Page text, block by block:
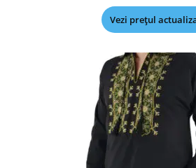
Vezi prețul